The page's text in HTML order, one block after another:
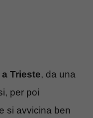
Trieste, da una
per poi
si avvicina ben